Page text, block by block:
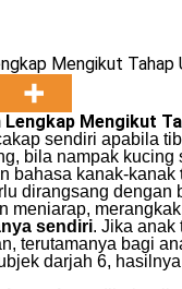
Mengikut
sendiri apabila
bila nampak kucing
bahasa kanak-kanak
dirangsang dengan
sendiri. Jika anak
terutamanya bagi
darjah 6,